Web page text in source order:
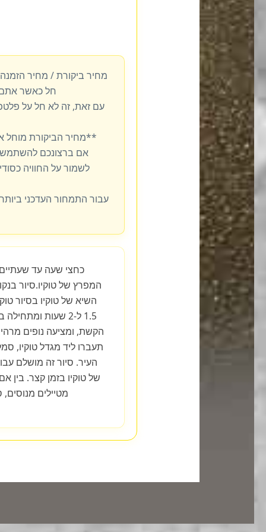
מחיר ביקורת / מחיר
חל כאשר
עם זאת, זה לא חל על
**מחיר הביקורת מוחל
אם ברצונכם להשתמש
לשמור על החוויה
עבור התמחור העדכני
המפרץ של טוקיו.סיור
1.5 ל-2 שעות
הקשת, ומציעה נופים
תעברו ליד מגדל טוקיו,
העיר. סיור זה מושלם
של טוקיו בזמן קצר.
מטיילים